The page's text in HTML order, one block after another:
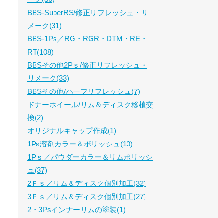
BBS-SuperRS/修正リフレッシュ・リ
メーク(31)
BBS-1Ps／RG・RGR・DTM・RE・
RT(108)
BBSその他2Pｓ/修正リフレッシュ・
リメーク(33)
BBSその他/ハーフリフレッシュ(7)
ドナーホイール/リム＆ディスク移植交
換(2)
オリジナルキャップ作成(1)
1Ps溶剤カラー＆ポリッシュ(10)
1Pｓ／パウダーカラー＆リムポリッシ
ュ(37)
2Ｐｓ／リム＆ディスク個別加工(32)
3Ｐｓ／リム＆ディスク個別加工(27)
2・3Psインナーリムの塗装(1)